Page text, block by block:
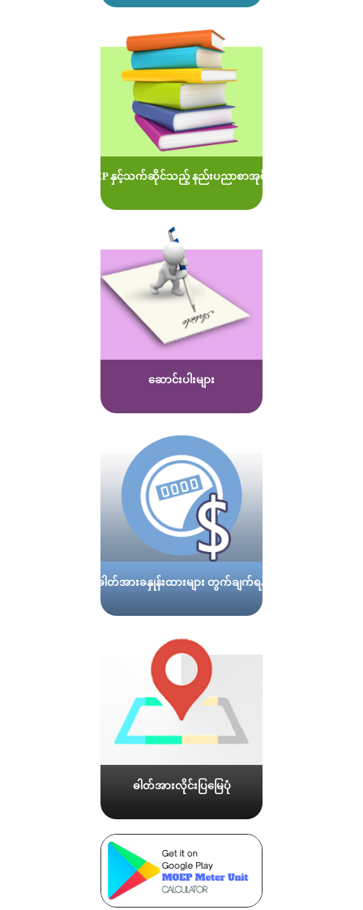
MOEP နှင့်သက်ဆိုင်သည့် နည်းပညာစာအုပ်များ
ဆောင်းပါးများ
ဓါတ်အားခနှုန်းထားများ တွက်ချက်ရန်
ဓါတ်အားလိုင်းပြမြေပုံ